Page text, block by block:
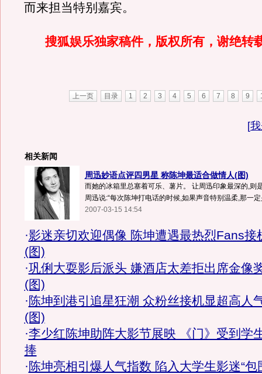
而来担当特别嘉宾。
搜狐娱乐独家稿件，版权所有，谢绝转
上一页 目录 1 2 3 4 5 6 7 8 9
[
相关新闻
周迅妙语点评四男星 称陈坤最适合做情人(图)
而她的冰箱里总塞着可乐、薯片。 让周迅印象最深的,则
周迅说:“每次陈坤打电话的时候,如果声音特别温柔,那一
2007-03-15 14:54
·影迷亲切欢迎偶像 陈坤遭遇最热烈Fans接
(图)
·巩俐大耍影后派头 嫌酒店太差拒出席金像
(图)
·陈坤到港引追星狂潮 众粉丝接机显超高人
(图)
·李少红陈坤助阵大影节展映 《门》受到学
捧
·陈坤亮相引爆人气指数 陷入大学生影迷“包